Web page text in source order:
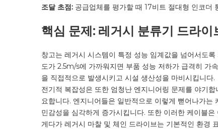
조달 초점: 공급업체를 평가할 때 17비트 절대형 인코
핵심 문제: 레거시 분류기 드라
창고는 레거시 시스템이 특정 성능 임계값을 넘어서도
도가 2.5m/s에 가까워지면 부품 성능 저하가 급격히 가
을 직접적으로 발생시키고 시설 생산성을 마비시킵니다.
전기적 복잡성은 또한 엄청난 엔지니어링 문제를 야기
요합니다. 엔지니어들은 일반적으로 이렇게 뻗어나가
민감성을 심각하게 증가시킵니다. 또한 이러한 케이블
게다가 레거시 마찰 및 체인 드라이브는 기본적인 환경